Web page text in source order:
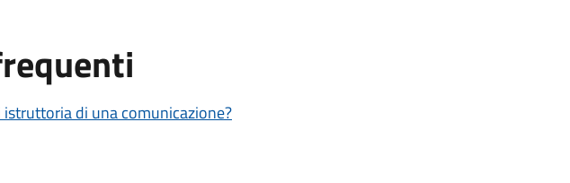
di una comunicazione?